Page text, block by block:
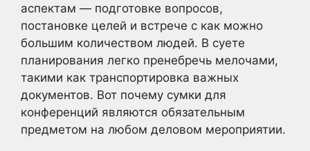
аспектам — подготовке вопросов,
постановке целей и встрече с как можно
большим количеством людей. В суете
планирования легко пренебречь мелочами,
такими как транспортировка важных
документов. Вот почему сумки для
конференций являются обязательным
предметом на любом деловом мероприятии.